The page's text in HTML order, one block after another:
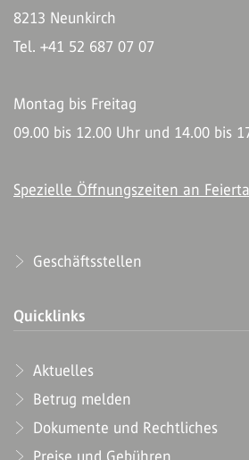
8213 Neunkirch
Tel. +41 52 687 07 07
Montag bis Freitag
09.00 bis 12.00 Uhr und 14.00 bis
Spezielle Öffnungszeiten an
Geschäftsstellen
Quicklinks
Aktuelles
Betrug melden
Dokumente und Rechtliches
Preise und Gebühren